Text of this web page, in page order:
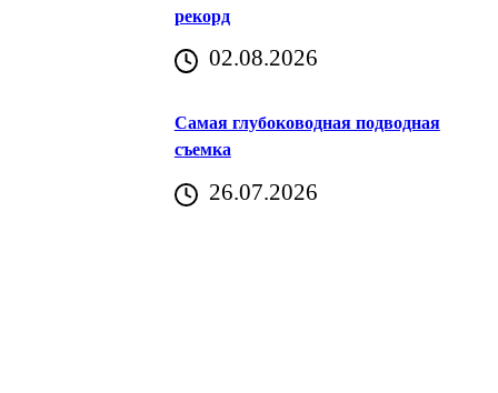
рекорд
02.08.2026
Самая глубоководная подводная
съемка
26.07.2026